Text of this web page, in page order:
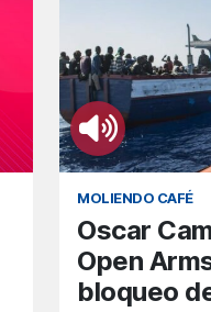
MOLIENDO CAFÉ
Oscar
Open
bloqueo